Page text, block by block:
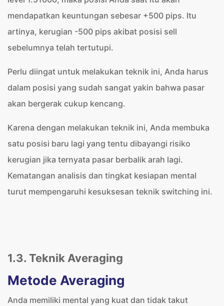
mendapatkan keuntungan sebesar +500 pips. Itu
artinya, kerugian -500 pips akibat posisi sell
sebelumnya telah tertutupi.
Perlu diingat untuk melakukan teknik ini, Anda harus
dalam posisi yang sudah sangat yakin bahwa pasar
akan bergerak cukup kencang.
Karena dengan melakukan teknik ini, Anda membuka
satu posisi baru lagi yang tentu dibayangi risiko
kerugian jika ternyata pasar berbalik arah lagi.
Kematangan analisis dan tingkat kesiapan mental
turut mempengaruhi kesuksesan teknik switching ini.
1.3. Teknik Averaging
Metode Averaging
Anda memiliki mental yang kuat dan tidak takut